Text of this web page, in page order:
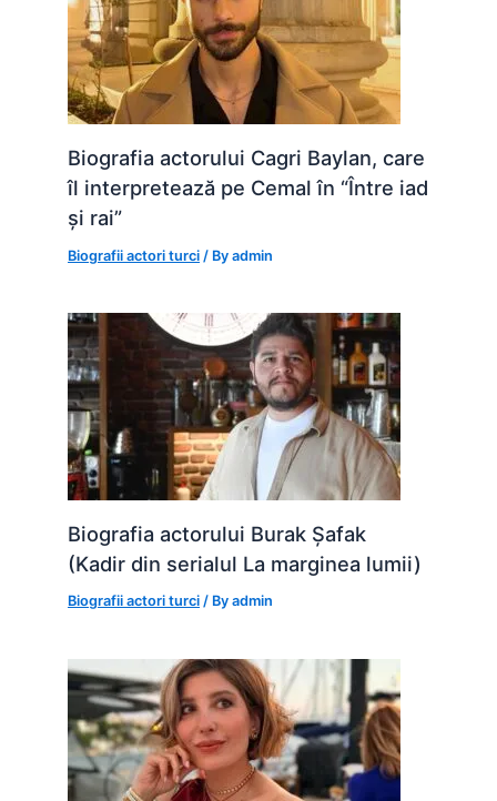
Biografia actorului Cagri Baylan, care
îl interpretează pe Cemal în “Între iad
și rai”
Biografii actori turci / Byadmin
Biografia actorului Burak Șafak
(Kadir din serialul La marginea lumii)
Biografii actori turci / Byadmin